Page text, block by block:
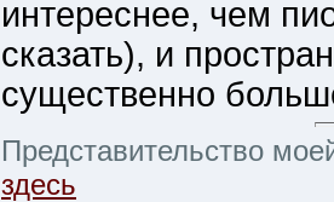
интереснее, чем
сказать), и
существенно
Представительство
здесь